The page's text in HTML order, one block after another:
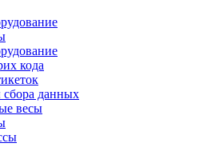
кода
данных
весы